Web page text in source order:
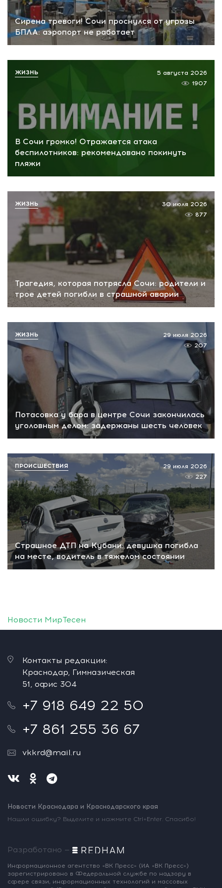
Сирена тревоги! Сочи проснулся от угрозы
БПЛА: аэропорт не работает
В Сочи громко! Отражается атака
беспилотников: рекомендовано покинуть
пляжи
5 августа 2026
1907
ЖИЗНЬ
Трагедия, которая потрясла Сочи: родители и
трое детей погибли в страшной аварии
30 июля 2026
877
ЖИЗНЬ
Потасовка у бара в центре Сочи закончилась
уголовным делом: задержаны шесть человек
29 июля 2026
207
ЖИЗНЬ
Страшное ДТП на Кубани: девушка погибла
на месте, водитель в тяжелом состоянии
29 июля 2026
227
ПРОИСШЕСТВИЯ
Новости МирТесен
Контакты редакции:
Краснодар, Гимназическая
51, офис 304
+7 918 649 22 50
+7 861 255 36 67
vkkrd@mail.ru
Новости Краснодара и Краснодарского края
Нашли ошибку? Выделите и нажмите Ctrl+Enter. Спасибо!
Разработано —
Информационное агентство «ВК Пресс» (ИА «ВК Пресс»)
зарегистрировано в Федеральной службе по надзору в
сфере связи, информационных технологий и массовых